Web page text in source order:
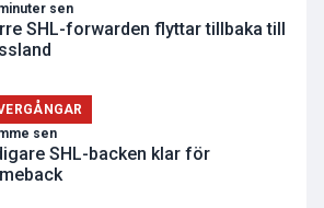
sen
SHL-forwarden flyttar tillbaka till
sen
SHL-backen klar för